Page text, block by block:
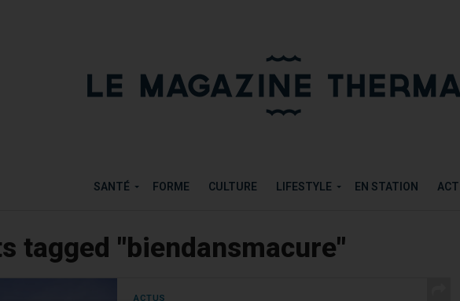
SANTÉ FORME CULTURE LIFESTYLE EN STATION
tagged "biendansmacure"
ACTUS